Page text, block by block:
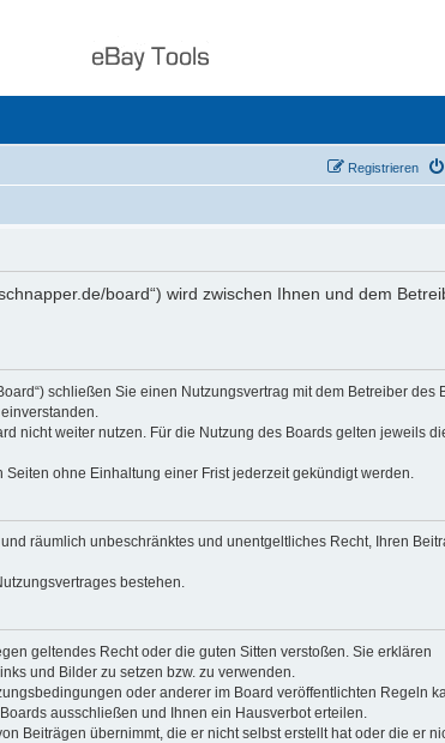
Registrieren
board“) wird zwischen Ihnen und dem
schließen Sie einen Nutzungsvertrag mit dem Betreiber des
nicht weiter nutzen. Für die Nutzung des Boards gelten jeweils
ohne Einhaltung einer Frist jederzeit gekündigt werden.
räumlich unbeschränktes und unentgeltliches Recht, Ihren
bestehen.
geltendes Recht oder die guten Sitten verstoßen. Sie erklären
und Bilder zu setzen bzw. zu verwenden.
oder anderer im Board veröffentlichten Regeln
ausschließen und Ihnen ein Hausverbot erteilen.
Beiträgen übernimmt, die er nicht selbst erstellt hat oder die er